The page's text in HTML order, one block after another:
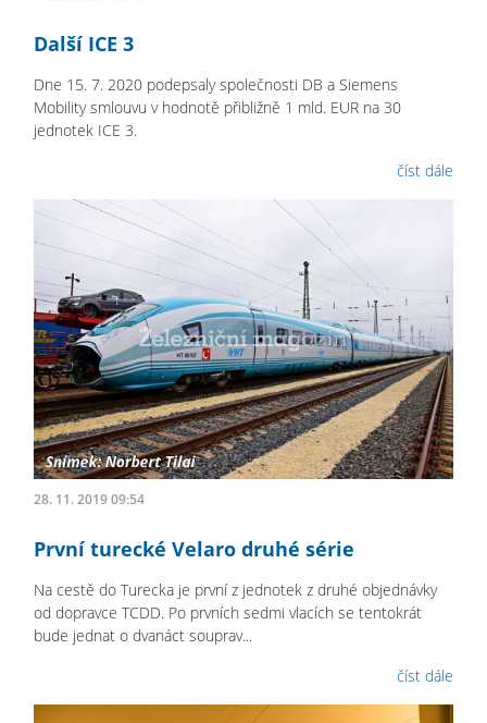
Další ICE 3
Dne 15. 7. 2020 podepsaly společnosti DB a Siemens
Mobility smlouvu v hodnotě přibližně 1 mld. EUR na 30
jednotek ICE 3.
číst dále
28. 11. 2019 09:54
První turecké Velaro druhé série
Na cestě do Turecka je první z jednotek z druhé objednávky
od dopravce TCDD. Po prvních sedmi vlacích se tentokrát
bude jednat o dvanáct souprav...
číst dále